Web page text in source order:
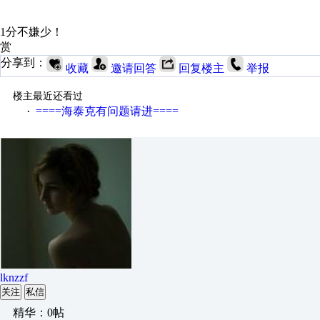
1分不嫌少！
赏
分享到：
收藏 邀请回答 回复楼主 举报
楼主最近还看过
· ====海泰克有问题请进====
lknzzf
关注 私信
精华：0帖